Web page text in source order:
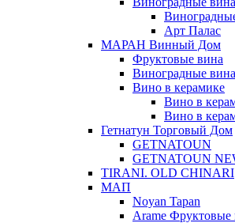
Арт Палас
МАРАН Винный Дом
Фруктовые вина
Виноградные вина
Вино в керамике
Вино в
Вино в
Гетнатун Торговый Дом
GETNATOUN
GETNATOUN
TIRANI. OLD CHINARI
МАП
Noyan Tapan
Arame Фруктовые